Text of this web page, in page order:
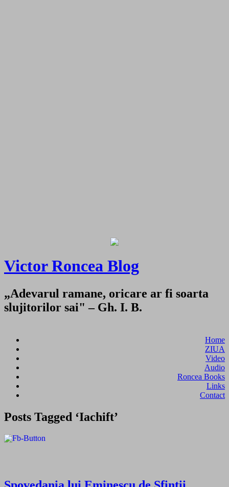
Victor Roncea Blog
„Adevarul ramane, oricare ar fi soarta
slujitorilor sai" – Gh. I. B.
Home
ZIUA
Video
Audio
Roncea Books
Links
Contact
Posts Tagged ‘Iachift’